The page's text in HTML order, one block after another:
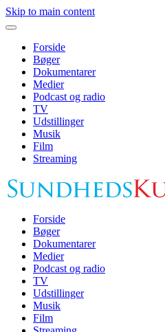
Skip to main content
Forside
Bøger
Dokumentarer
Medier
Podcast og radio
TV
Udstillinger
Musik
Film
Streaming
Forside
Bøger
Dokumentarer
Medier
Podcast og radio
TV
Udstillinger
Musik
Film